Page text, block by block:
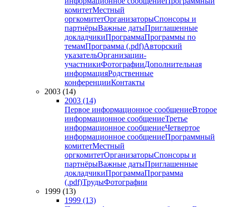
комитетМестный
оргкомитетОрганизаторыСпонсоры и
партнёрыВажные датыПриглашенные
докладчикиПрограммаПрограммы по
темамПрограмма (.pdf)Авторский
указательОрганизации-
участникиФотографииДополнительная
информацияРодственные
конференцииКонтакты
2003 (14)
2003 (14)
Первое информационное сообщениеВторое
информационное сообщениеТретье
информационное сообщениеЧетвертое
информационное сообщениеПрограммный
комитетМестный
оргкомитетОрганизаторыСпонсоры и
партнёрыВажные датыПриглашенные
докладчикиПрограммаПрограмма
(.pdf)ТрудыФотографии
1999 (13)
1999 (13)